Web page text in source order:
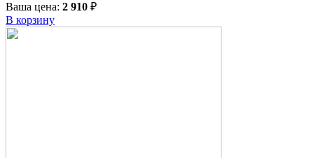
Ваша цена: 2 910 ₽
В корзину